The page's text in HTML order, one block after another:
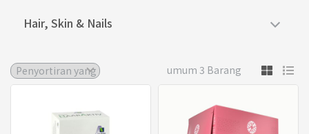
Hair, Skin & Nails
umum 3 Barang